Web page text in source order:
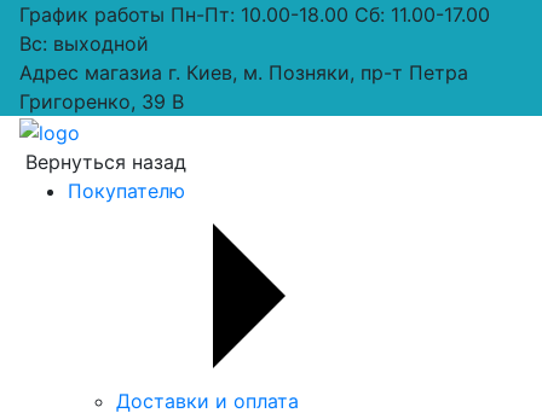
График работы Пн-Пт: 10.00-18.00 Сб: 11.00-17.00
Вс: выходной
Адрес магазиа г. Киев, м. Позняки, пр-т Петра
Григоренко, 39 В
Вернуться назад
Покупателю
Доставки и оплата